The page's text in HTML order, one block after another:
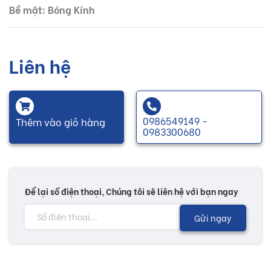
Bề mặt: Bóng Kính
Liên hệ
Thêm vào giỏ hàng 0986549149 -
0983300680
Để lại số điện thoại, Chúng tôi sẽ liên hệ với bạn ngay
Gửi ngay